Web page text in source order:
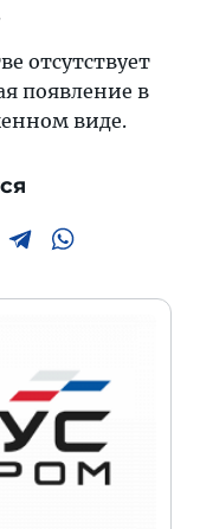
отсутствует
появление в
виде.